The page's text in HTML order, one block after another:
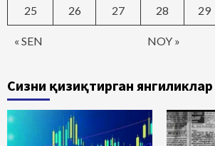
« SEN NOY »
25 26 27 28 29
Сизни қизиқтирган янгиликлар